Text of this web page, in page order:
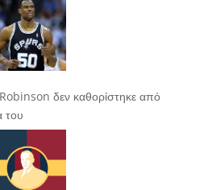
δεν καθορίστηκε από
του